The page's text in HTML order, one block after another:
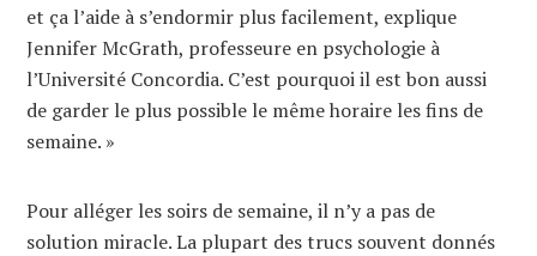
et ça l’aide à s’endormir plus facilement, explique
Jennifer McGrath, professeure en psychologie à
l’Université Concordia. C’est pourquoi il est bon aussi
de garder le plus possible le même horaire les fins de
semaine. »
Pour alléger les soirs de semaine, il n’y a pas de
solution miracle. La plupart des trucs souvent donnés